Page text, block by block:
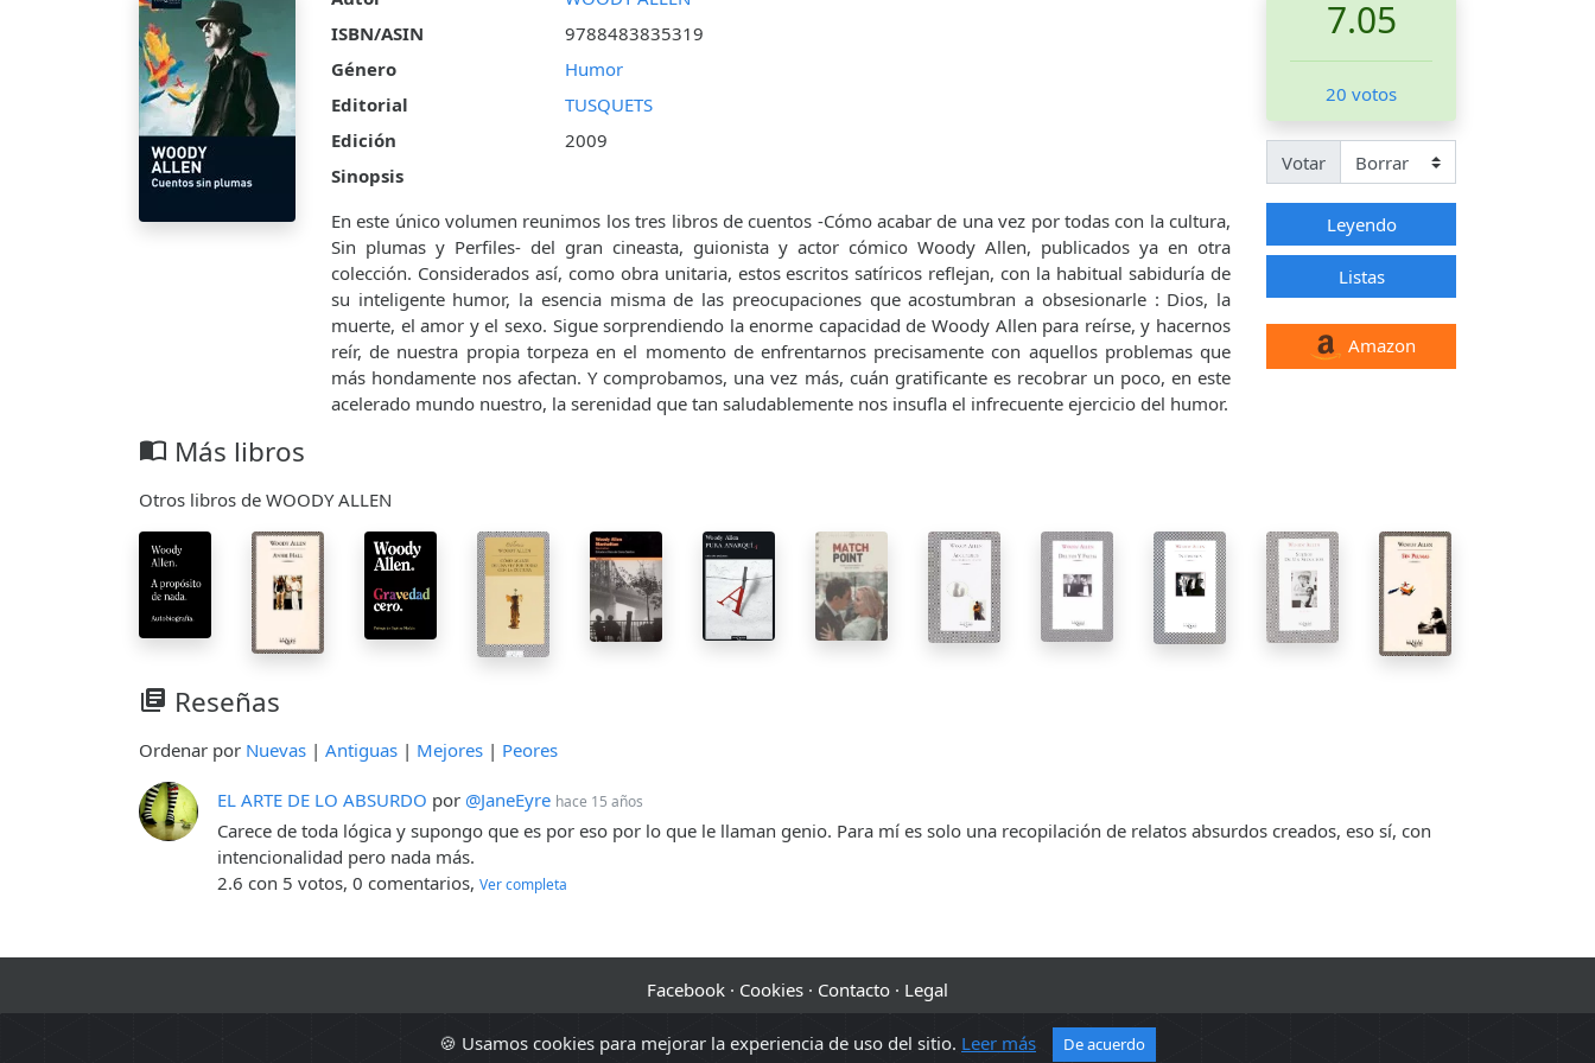
ISBN/ASIN
9788483835319
Género
Humor
Editorial
TUSQUETS
Edición
2009
Sinopsis
En este único volumen reunimos los tres libros de cuentos -Cómo acabar de una vez por todas con la cultura,
Sin plumas y Perfiles- del gran cineasta, guionista y actor cómico Woody Allen, publicados ya en otra
colección. Considerados así, como obra unitaria, estos escritos satíricos reflejan, con la habitual sabiduría de
su inteligente humor, la esencia misma de las preocupaciones que acostumbran a obsesionarle : Dios, la
muerte, el amor y el sexo. Sigue sorprendiendo la enorme capacidad de Woody Allen para reírse, y hacernos
reír, de nuestra propia torpeza en el momento de enfrentarnos precisamente con aquellos problemas que
más hondamente nos afectan. Y comprobamos, una vez más, cuán gratificante es recobrar un poco, en este
acelerado mundo nuestro, la serenidad que tan saludablemente nos insufla el infrecuente ejercicio del humor.
7.05
20 votos
Votar
Leyendo
Listas
Amazon
import_contacts Más libros
Otros libros de WOODY ALLEN
library_books Reseñas
Ordenar por Nuevas | Antiguas | Mejores | Peores
EL ARTE DE LO ABSURDO por @JaneEyre hace 15 años
Carece de toda lógica y supongo que es por eso por lo que le llaman genio. Para mí es solo una recopilación de relatos absurdos creados, eso sí, con
intencionalidad pero nada más.
2.6 con 5 votos, 0 comentarios, Ver completa
🍪 Usamos cookies para mejorar la experiencia de uso del sitio. Leer más De acuerdo
Facebook · Cookies · Contacto · Legal
2010 - 2026 Sopa de libros s2 0.0395